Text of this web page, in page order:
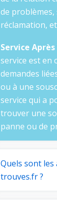
de
réclamation,
Service
service est en
demandes
ou à une
service qui a
trouver une
panne ou de
Quels sont les
trouves.fr ?